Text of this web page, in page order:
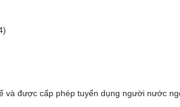
và được cấp phép tuyển dụng người nước